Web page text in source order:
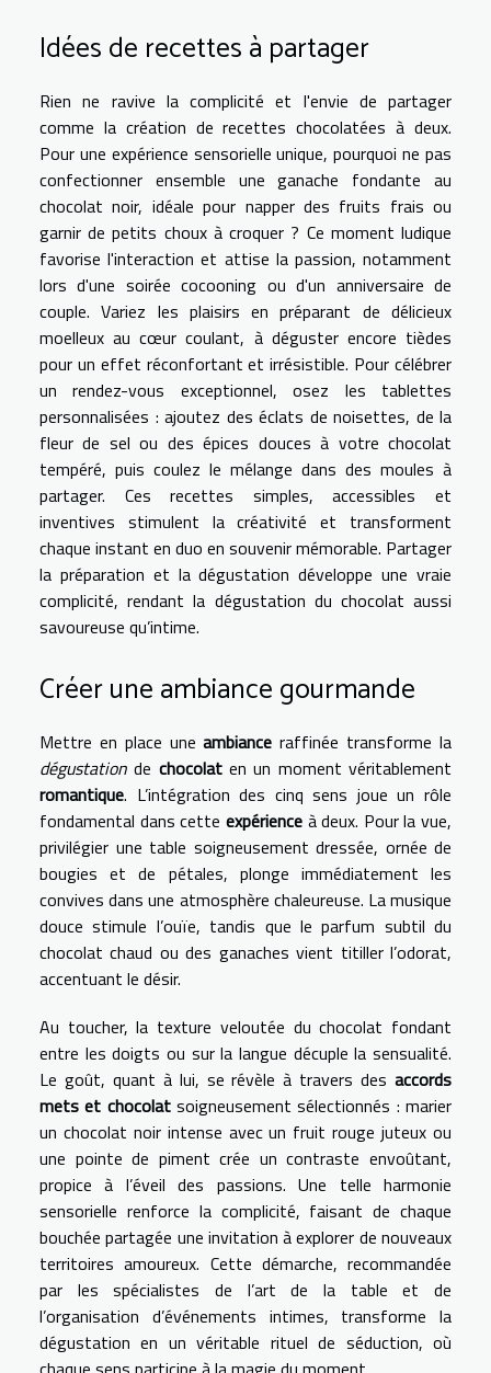
Idées de recettes à partager
Rien ne ravive la complicité et l'envie de partager
comme la création de recettes chocolatées à deux.
Pour une expérience sensorielle unique, pourquoi ne pas
confectionner ensemble une ganache fondante au
chocolat noir, idéale pour napper des fruits frais ou
garnir de petits choux à croquer ? Ce moment ludique
favorise l'interaction et attise la passion, notamment
lors d'une soirée cocooning ou d'un anniversaire de
couple. Variez les plaisirs en préparant de délicieux
moelleux au cœur coulant, à déguster encore tièdes
pour un effet réconfortant et irrésistible. Pour célébrer
un rendez-vous exceptionnel, osez les tablettes
personnalisées : ajoutez des éclats de noisettes, de la
fleur de sel ou des épices douces à votre chocolat
tempéré, puis coulez le mélange dans des moules à
partager. Ces recettes simples, accessibles et
inventives stimulent la créativité et transforment
chaque instant en duo en souvenir mémorable. Partager
la préparation et la dégustation développe une vraie
complicité, rendant la dégustation du chocolat aussi
savoureuse qu’intime.
Créer une ambiance gourmande
Mettre en place uneambiance raffinée transforme la
dégustation de chocolaten un moment véritablement
romantique. L’intégration des cinq sens joue un rôle
fondamental dans cette expérienceà deux. Pour la vue,
privilégier une table soigneusement dressée, ornée de
bougies et de pétales, plonge immédiatement les
convives dans une atmosphère chaleureuse. La musique
douce stimule l’ouïe, tandis que le parfum subtil du
chocolat chaud ou des ganaches vient titiller l’odorat,
accentuant le désir.
Au toucher, la texture veloutée du chocolat fondant
entre les doigts ou sur la langue décuple la sensualité.
Le goût, quant à lui, se révèle à travers des accords
mets et chocolatsoigneusement sélectionnés : marier
un chocolat noir intense avec un fruit rouge juteux ou
une pointe de piment crée un contraste envoûtant,
propice à l’éveil des passions. Une telle harmonie
sensorielle renforce la complicité, faisant de chaque
bouchée partagée une invitation à explorer de nouveaux
territoires amoureux. Cette démarche, recommandée
par les spécialistes de l’art de la table et de
l’organisation d’événements intimes, transforme la
dégustation en un véritable rituel de séduction, où